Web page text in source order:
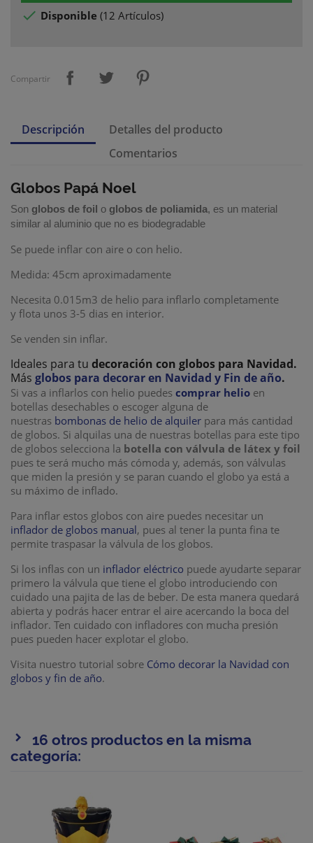
 Disponible (12 Artículos)
Compartir
Descripción
Detalles del producto
Comentarios
Globos Papá Noel
Son globos de foil o globos de poliamida, es un material
similar al aluminio que no es biodegradable
Se puede inflar con aire o con helio.
Medida: 45cm aproximadamente
Necesita 0.015m3 de helio para inflarlo completamente
y flota unos 3-5 dias en interior.
Se venden sin inflar.
Ideales para tu decoración con globos para Navidad.
Más globos para decorar en Navidad y Fin de año.
Si vas a inflarlos con helio puedes comprar helio en
botellas desechables o escoger alguna de
nuestras bombonas de helio de alquiler para más cantidad
de globos. Si alquilas una de nuestras botellas para este tipo
de globos selecciona la botella con válvula de látex y foil
pues te será mucho más cómoda y, además, son válvulas
que miden la presión y se paran cuando el globo ya está a
su máximo de inflado.
Para inflar estos globos con aire puedes necesitar un
inflador de globos manual, pues al tener la punta fina te
permite traspasar la válvula de los globos.
Si los inflas con un inflador eléctrico puede ayudarte separar
primero la válvula que tiene el globo introduciendo con
cuidado una pajita de las de beber. De esta manera quedará
abierta y podrás hacer entrar el aire acercando la boca del
inflador. Ten cuidado con infladores con mucha presión
pues pueden hacer explotar el globo.
Visita nuestro tutorial sobre Cómo decorar la Navidad con
globos y fin de año.
16 otros productos en la misma
categoría: